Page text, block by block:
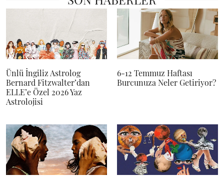
Ünlü İngiliz Astrolog
Bernard Fitzwalter’dan
ELLE’e Özel 2026 Yaz
Astrolojisi
6-12 Temmuz Haftası
Burcunuza Neler Getiriyor?